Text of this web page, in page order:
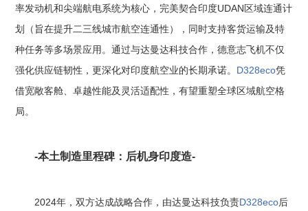
率发动机和尖端航电系统为核心，完美契合印度UDAN区域连通计
划（旨在提升二三线城市航空连通性），同时支持客货运输及特
种任务等多场景应用。通过与达曼达科技合作，德意志飞机不仅
强化供应链韧性，更深化对印度航空业的长期承诺。 D328eco凭
借宽敞客舱、卓越性能及灵活适配性，有望重塑全球区域航空格
局。
-本土制造里程碑：后机身印度造-
2024年，双方达成战略合作，由达曼达科技负责D328eco后